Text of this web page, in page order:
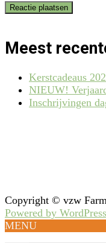
Meest
Kerstcadeaus
NIEUW!
Inschrijvingen
Copyright © vzw
Powered by WordPress
MENU